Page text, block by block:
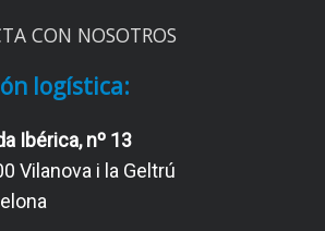
CON NOSOTROS
logística:
Ibérica, nº 13
Vilanova i la Geltrú